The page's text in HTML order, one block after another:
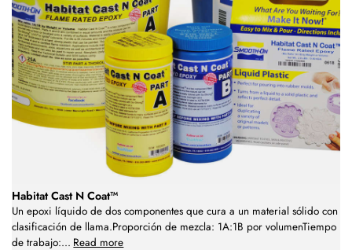
Habitat Cast N Coat™
Un epoxi líquido de dos componentes que cura a un material sólido con
clasificación de llama.Proporción de mezcla: 1A:1B por volumenTiempo
de trabajo:... Read more